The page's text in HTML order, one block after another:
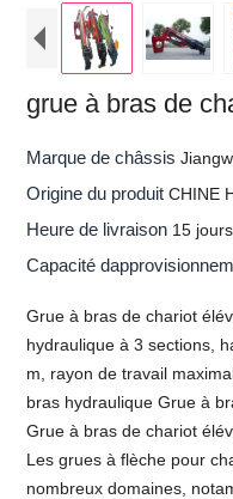
grue à bras de
Marque de châssis
Origine du produitCHINE
Heure de livraison 15 jours
Capacité
Grue à bras de chariot
hydraulique à 3 sections,
m, rayon de travail
bras hydraulique Grue à
Grue à bras de chariot
Les grues à flèche pour
nombreux domaines,